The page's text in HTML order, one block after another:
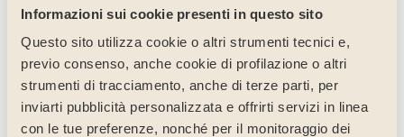
Informazioni sui cookie presenti in questo sito
Questo sito utilizza cookie o altri strumenti tecnici e,
previo consenso, anche cookie di profilazione o altri
strumenti di tracciamento, anche di terze parti, per
inviarti pubblicità personalizzata e offrirti servizi in linea
con le tue preferenze, nonché per il monitoraggio dei
Un’azienda con missione sociale
Lavora con noi
Contatti